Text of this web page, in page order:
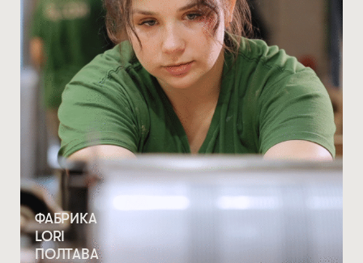
ФАБРИКА
LORI
ПОЛТАВА